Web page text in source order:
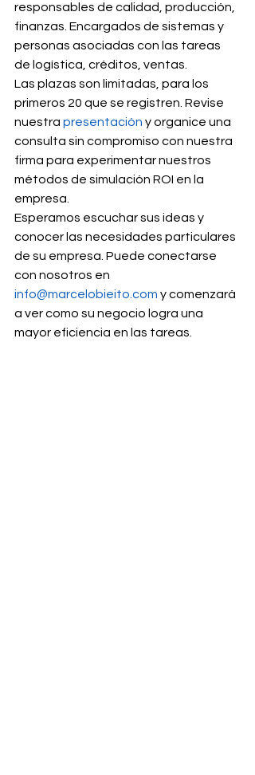
responsables de calidad, producción,
finanzas. Encargados de sistemas y
personas asociadas con las tareas
de logística, créditos, ventas.
Las plazas son limitadas, para los
primeros 20 que se registren. Revise
nuestra presentación y organice una
consulta sin compromiso con nuestra
firma para experimentar nuestros
métodos de simulación ROI en la
empresa.
Esperamos escuchar sus ideas y
conocer las necesidades particulares
de su empresa. Puede conectarse
con nosotros en
info@marcelobieito.com y comenzará
a ver como su negocio logra una
mayor eficiencia en las tareas.